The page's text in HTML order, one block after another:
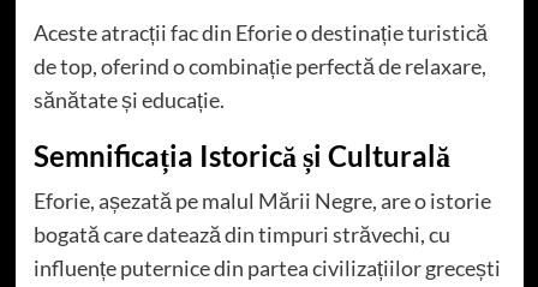
Aceste atracții fac din Eforie o destinație turistică
de top, oferind o combinație perfectă de relaxare,
sănătate și educație.
Semnificația Istorică și Culturală
Eforie, așezată pe malul Mării Negre, are o istorie
bogată care datează din timpuri străvechi, cu
influențe puternice din partea civilizațiilor grecești